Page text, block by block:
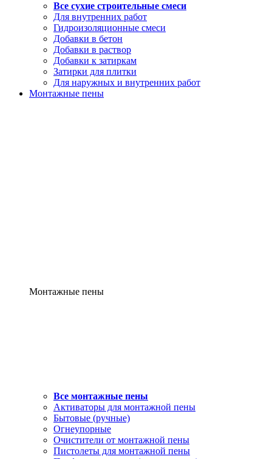
Все сухие строительные смеси
Для внутренних работ
Гидроизоляционные смеси
Добавки в бетон
Добавки в раствор
Добавки к затиркам
Затирки для плитки
Для наружных и внутренних работ
Монтажные пены
Монтажные пены
Все монтажные пены
Активаторы для монтажной пены
Бытовые (ручные)
Огнеупорные
Очистители от монтажной пены
Пистолеты для монтажной пены